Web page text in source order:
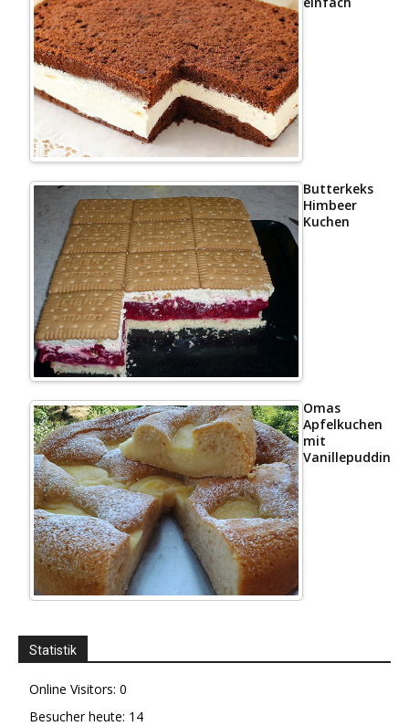
Butterkeks
Himbeer
Kuchen
Omas
Apfelkuchen
mit
Vanillepudding
Statistik
Online Visitors: 0
Besucher heute: 14